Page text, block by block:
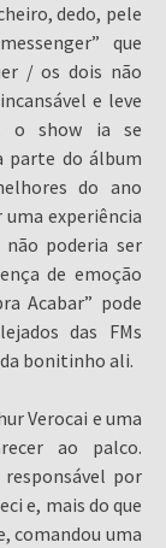
dedo, pele
que
/ os dois não
e leve
o show ia se
parte do álbum
do ano
uma experiência
poderia ser
de emoção
Acabar” pode
das FMs
bonitinho ali.
Verocai e uma
ao palco.
por
e, mais do que
comandou uma